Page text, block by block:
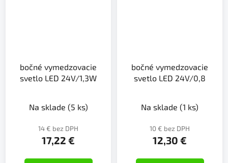
bočné vymedzovacie
svetlo LED 24V/1,3W
Na sklade (5 ks)
14 € bez DPH
17,22 €
bočné vymedzovacie
svetlo LED 24V/0,8
Na sklade (1 ks)
10 € bez DPH
12,30 €